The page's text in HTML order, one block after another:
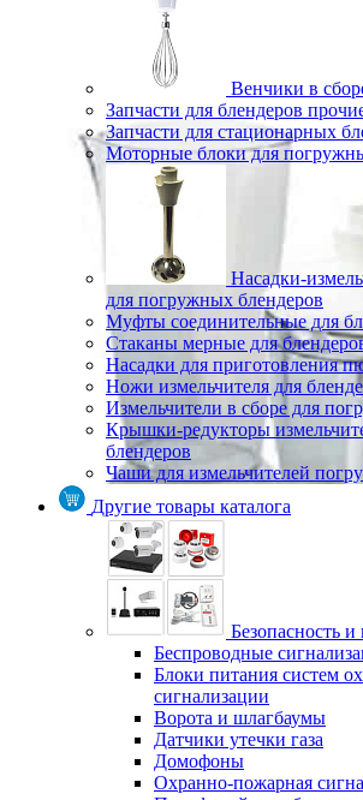
Венчики в
Запчасти для блендеров
Запчасти для стационарных
Моторные блоки для
Насадки-
для погружных блендеров
Муфты соединительные для
Стаканы мерные для
Насадки для приготовления
Ножи измельчителя для
Измельчители в сборе для
Крышки-редукторы
блендеров
Чаши для измельчителей
Другие товары каталога
Безопасность и
Беспроводные
Блоки питания систем
сигнализации
Ворота и шлагбаумы
Датчики утечки газа
Домофоны
Охранно-пожарная